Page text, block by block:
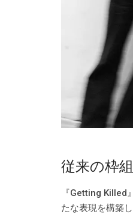
従来の枠
『Getting Killed
たな表現を構築